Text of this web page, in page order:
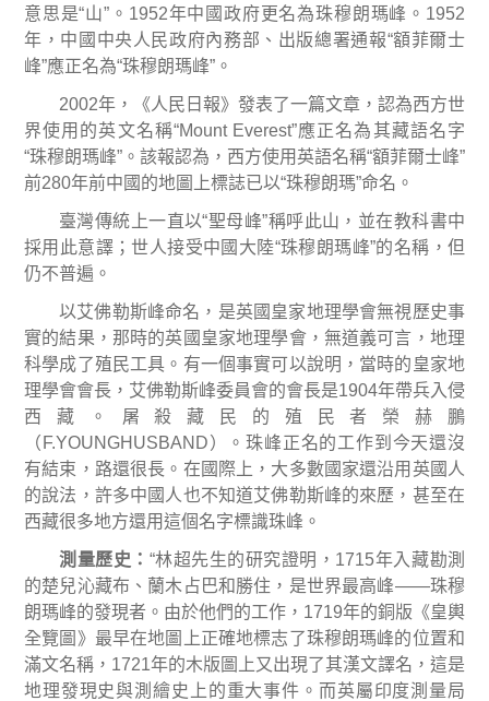
意思是“山” 。 1952年中國政府更名為珠穆朗瑪峰。 1952
年，中國中央人民政府內務部、出版總署通報“額菲爾士
峰”應正名為“珠穆朗瑪峰” 。
2002年，《人民日報》發表了一篇文章，認為西方世
界使用的英文名稱“Mount Everest”應正名為其藏語名字
“珠穆朗瑪峰” 。該報認為，西方使用英語名稱“額菲爾士峰”
前280年前中國的地圖上標誌已以“珠穆朗瑪”命名。
臺灣傳統上一直以“聖母峰”稱呼此山，並在教科書中
採用此意譯；世人接受中國大陸“珠穆朗瑪峰”的名稱，但
仍不普遍。
以艾佛勒斯峰命名，是英國皇家地理學會無視歷史事
實的結果，那時的英國皇家地理學會，無道義可言，地理
科學成了殖民工具。有一個事實可以說明，當時的皇家地
理學會會長，艾佛勒斯峰委員會的會長是1904年帶兵入侵
西藏。屠殺藏民的殖民者榮赫鵬
（ F.YOUNGHUSBAND）。珠峰正名的工作到今天還沒
有結束，路還很長。在國際上，大多數國家還沿用英國人
的說法，許多中國人也不知道艾佛勒斯峰的來歷，甚至在
西藏很多地方還用這個名字標識珠峰。
測量歷史 ： “林超先生的研究證明， 1715年入藏勘測
的楚兒沁藏布、蘭木占巴和勝住，是世界最高峰——珠穆
朗瑪峰的發現者。由於他們的工作， 1719年的銅版《皇輿
全覽圖》最早在地圖上正確地標志了珠穆朗瑪峰的位置和
滿文名稱， 1721年的木版圖上又出現了其漢文譯名，這是
地理發現史與測繪史上的重大事件。而英屬印度測量局